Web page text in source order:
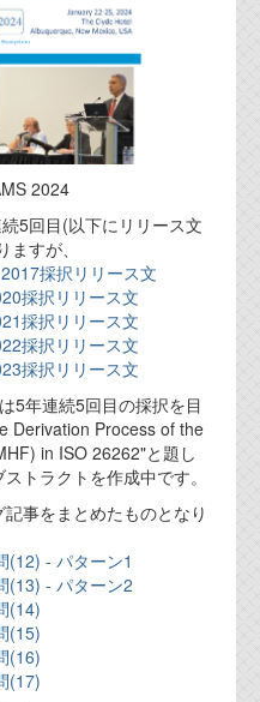
2024
5回目(以下にリリース文
すが、
採択リリース文
採択リリース文
採択リリース文
採択リリース文
採択リリース文
5年連続5回目の採択を目
Derivation Process of the
in ISO 26262"と題し
トラクトを作成中です。
事をまとめたものとなり
(12) - パターン1
(13) - パターン2
(14)
(15)
(16)
(17)